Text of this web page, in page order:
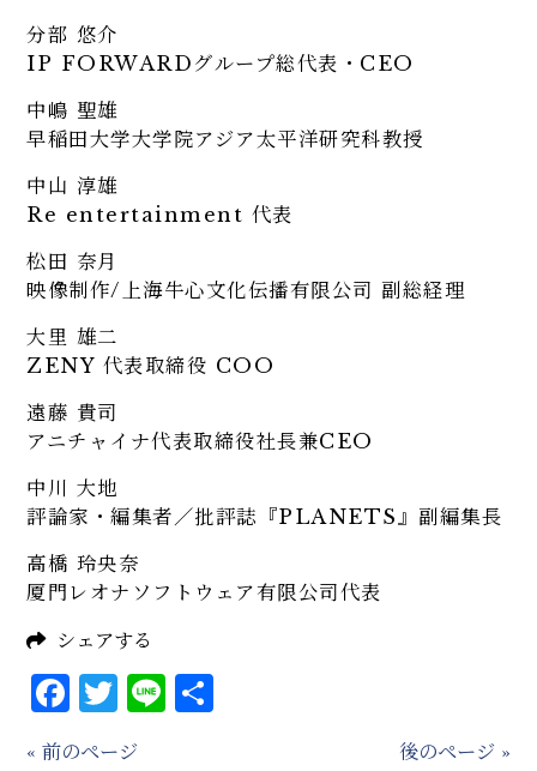
分部 悠介
IP FORWARDグループ総代表・CEO
中嶋 聖雄
早稲田大学大学院アジア太平洋研究科教授
中山 淳雄
Re entertainment 代表
松田 奈月
映像制作/上海牛心文化伝播有限公司 副総経理
大里 雄二
ZENY 代表取締役 COO
遠藤 貴司
アニチャイナ代表取締役社長兼CEO
中川 大地
評論家・編集者／批評誌『PLANETS』副編集長
高橋 玲央奈
厦門レオナソフトウェア有限公司代表
シェアする
Facebook
Twitter
Line
« 前のページ 後のページ »